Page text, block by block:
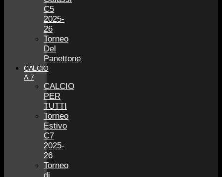
C5
2025-
26
Torneo
Del
Panettone
CALCIO
A 7
CALCIO
PER
TUTTI
Torneo
Estivo
C7
2025-
26
Torneo